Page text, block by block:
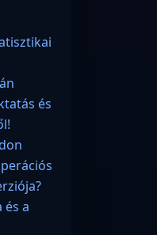
és
a